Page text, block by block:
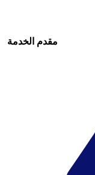
مقدم الخدمة